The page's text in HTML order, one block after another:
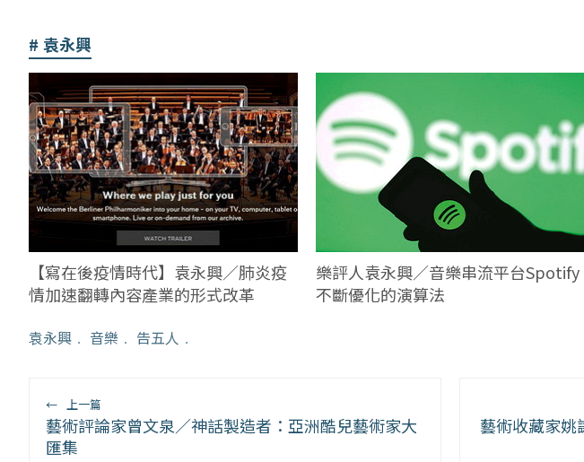
袁永興
【寫在後疫情時代】袁永興／肺炎疫
情加速翻轉內容產業的形式改革
樂評人袁永興／音樂串流平台Spotify
不斷優化的演算法
袁永興 ﹒ 音樂 ﹒ 告五人 ﹒
← 上一篇
藝術評論家曾文泉／神話製造者：亞洲酷兒藝術家大
匯集
藝術收藏家姚